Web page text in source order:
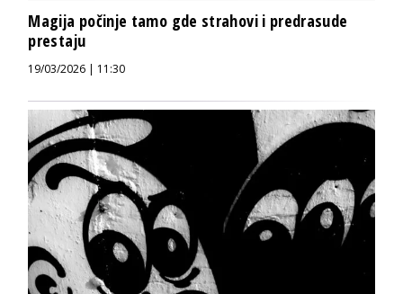
Magija počinje tamo gde strahovi i predrasude
prestaju
19/03/2026 | 11:30